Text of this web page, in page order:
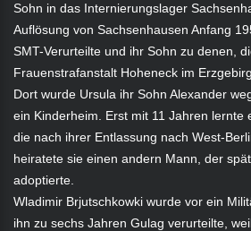
Sohn in das Internierungslager
Auflösung von Sachsenhausen Anfang
SMT-Verurteilte und ihr Sohn zu denen,
Frauenstrafanstalt Hoheneck im
Dort wurde Ursula ihr Sohn Alexander
ein Kinderheim. Erst mit 11 Jahren lernte
die nach ihrer Entlassung nach West-
heiratete sie einen andern Mann, der
adoptierte.
Wladimir Brjutschkowki wurde vor ein
ihn zu sechs Jahren Gulag verurteilte,